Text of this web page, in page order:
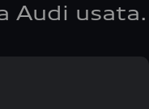
Audi usata.